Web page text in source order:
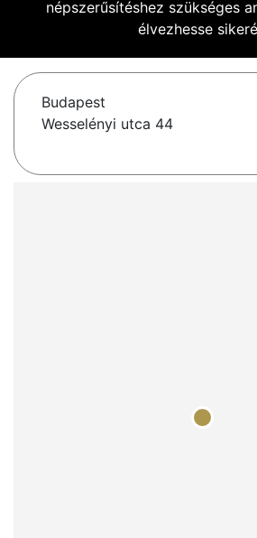
népszerűsítéshez szükséges
élvezhesse
Budapest
Wesselényi utca 44